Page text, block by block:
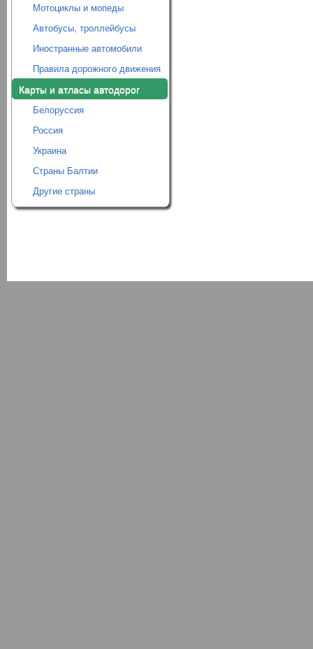
Мотоциклы и мопеды
Автобусы, троллейбусы
Иностранные автомобили
Правила дорожного движения
Карты и атласы автодорог
Белоруссия
Россия
Украина
Страны Балтии
Другие страны